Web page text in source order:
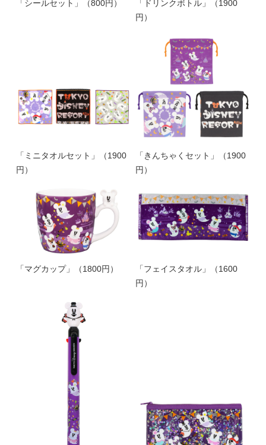
「シールセット」（800円）
「ドリンクボトル」（1900
円）
「ミニタオルセット」（1900
円）
「きんちゃくセット」（1900
円）
「マグカップ」（1800円）
「フェイスタオル」（1600
円）